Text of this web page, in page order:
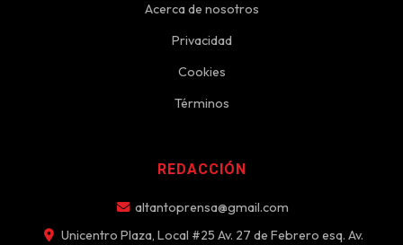
Acerca de nosotros
Privacidad
Cookies
Términos
REDACCIÓN
altantoprensa@gmail.com
Unicentro Plaza, Local #25 Av. 27 de Febrero esq. Av.